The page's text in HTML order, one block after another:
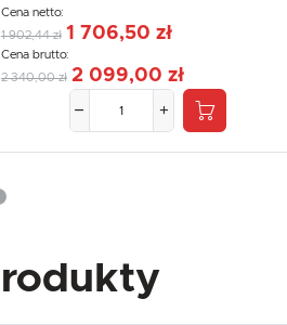
Cena netto:
1 902,44 zł 1 706,50 zł
Cena brutto:
2 340,00 zł 2 099,00 zł